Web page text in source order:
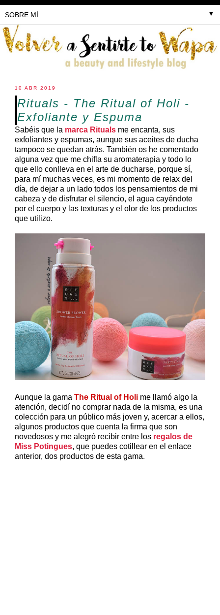
▼
10 ABR 2019
Rituals - The Ritual of Holi -
Exfoliante y Espuma
Sabéis que la marca Rituals me encanta, sus
exfoliantes y espumas, aunque sus aceites de ducha
tampoco se quedan atrás. También os he comentado
alguna vez que me chifla su aromaterapia y todo lo
que ello conlleva en el arte de ducharse, porque sí,
para mí muchas veces, es mi momento de relax del
día, de dejar a un lado todos los pensamientos de mi
cabeza y de disfrutar el silencio, el agua cayéndote
por el cuerpo y las texturas y el olor de los productos
que utilizo.
Aunque la gama The Ritual of Holi me llamó algo la
atención, decidí no comprar nada de la misma, es una
colección para un público más joven y, acercar a ellos,
algunos productos que cuenta la firma que son
novedosos y me alegró recibir entre los regalos de
Miss Potingues, que puedes cotillear en el enlace
anterior, dos productos de esta gama.